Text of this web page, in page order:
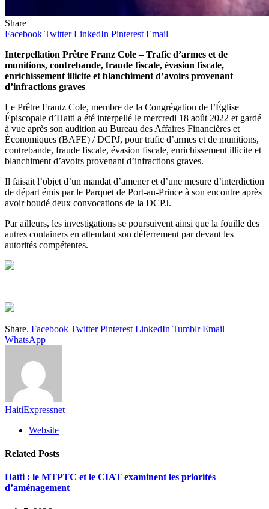
Share
Facebook Twitter LinkedIn Pinterest Email
Interpellation Prêtre Franz Cole – Trafic d’armes et de
munitions, contrebande, fraude fiscale, évasion fiscale,
enrichissement illicite et blanchiment d’avoirs provenant
d’infractions graves
Le Prêtre Frantz Cole, membre de la Congrégation de l’Église
Épiscopale d’Haïti a été interpellé le mercredi 18 août 2022 et gardé
à vue après son audition au Bureau des Affaires Financières et
Économiques (BAFE) / DCPJ, pour trafic d’armes et de munitions,
contrebande, fraude fiscale, évasion fiscale, enrichissement illicite et
blanchiment d’avoirs provenant d’infractions graves.
Il faisait l’objet d’un mandat d’amener et d’une mesure d’interdiction
de départ émis par le Parquet de Port-au-Prince à son encontre après
avoir boudé deux convocations de la DCPJ.
Par ailleurs, les investigations se poursuivent ainsi que la fouille des
autres containers en attendant son déferrement par devant les
autorités compétentes.
Share. Facebook Twitter Pinterest LinkedIn Tumblr Email
WhatsApp
HaitiExpressnet
Website
Related Posts
Haïti : le MTPTC et le CIAT examinent les priorités
d’aménagement